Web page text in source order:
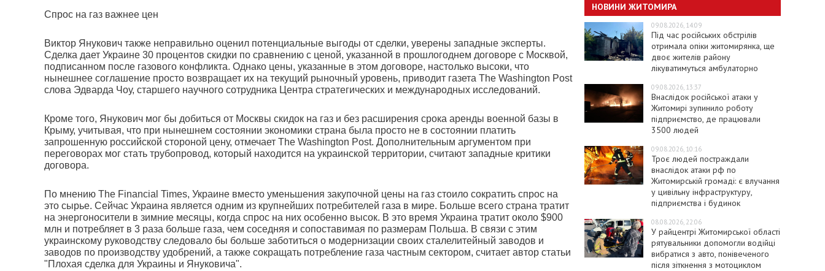
Спрос на газ важнее цен
Виктор Янукович также неправильно оценил потенциальные выгоды от сделки, уверены западные эксперты.
Сделка дает Украине 30 процентов скидки по сравнению с ценой, указанной в прошлогоднем договоре с Москвой,
подписанном после газового конфликта. Однако цены, указанные в этом договоре, настолько высоки, что
нынешнее соглашение просто возвращает их на текущий рыночный уровень, приводит газета The Washington Post
слова Эдварда Чоу, старшего научного сотрудника Центра стратегических и международных исследований.
Кроме того, Янукович мог бы добиться от Москвы скидок на газ и без расширения срока аренды военной базы в
Крыму, учитывая, что при нынешнем состоянии экономики страна была просто не в состоянии платить
запрошенную российской стороной цену, отмечает The Washington Post. Дополнительным аргументом при
переговорах мог стать трубопровод, который находится на украинской территории, считают западные критики
договора.
По мнению The Financial Times, Украине вместо уменьшения закупочной цены на газ стоило сократить спрос на
это сырье. Сейчас Украина является одним из крупнейших потребителей газа в мире. Больше всего страна тратит
на энергоносители в зимние месяцы, когда спрос на них особенно высок. В это время Украина тратит около $900
млн и потребляет в 3 раза больше газа, чем соседняя и сопоставимая по размерам Польша. В связи с этим
украинскому руководству следовало бы больше заботиться о модернизации своих сталелитейный заводов и
заводов по производству удобрений, а также сокращать потребление газа частным сектором, считает автор статьи
"Плохая сделка для Украины и Януковича".
НОВИНИ ЖИТОМИРА
09.08.2026, 14:09
Під час російських обстрілів
отримала опіки житомирянка, ще
двоє жителів району
лікуватимуться амбулаторно
09.08.2026, 13:37
Внаслідок російської атаки у
Житомирі зупинило роботу
підприємство, де працювали
3500 людей
09.08.2026, 10:16
Троє людей постраждали
внаслідок атаки рф по
Житомирській громаді: є влучання
у цивільну інфраструктуру,
підприємства і будинок
08.08.2026, 22:06
У райцентрі Житомирської області
рятувальники допомогли водійці
вибратися з авто, понівеченого
після зіткнення з мотоциклом